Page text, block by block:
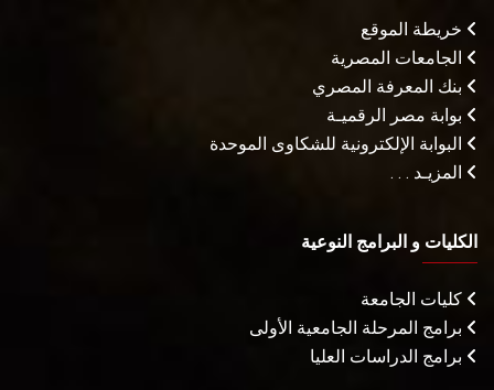
خريطة الموقع
الجامعات المصرية
بنك المعرفة المصري
بوابة مصر الرقميـة
البوابة الإلكترونية للشكاوى الموحدة
المزيـد . . .
الكليات و البرامج النوعية
كليات الجامعة
برامج المرحلة الجامعية الأولى
برامج الدراسات العليا